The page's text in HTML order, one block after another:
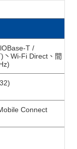
T /
丶Wi-Fi Direct、間
Connect